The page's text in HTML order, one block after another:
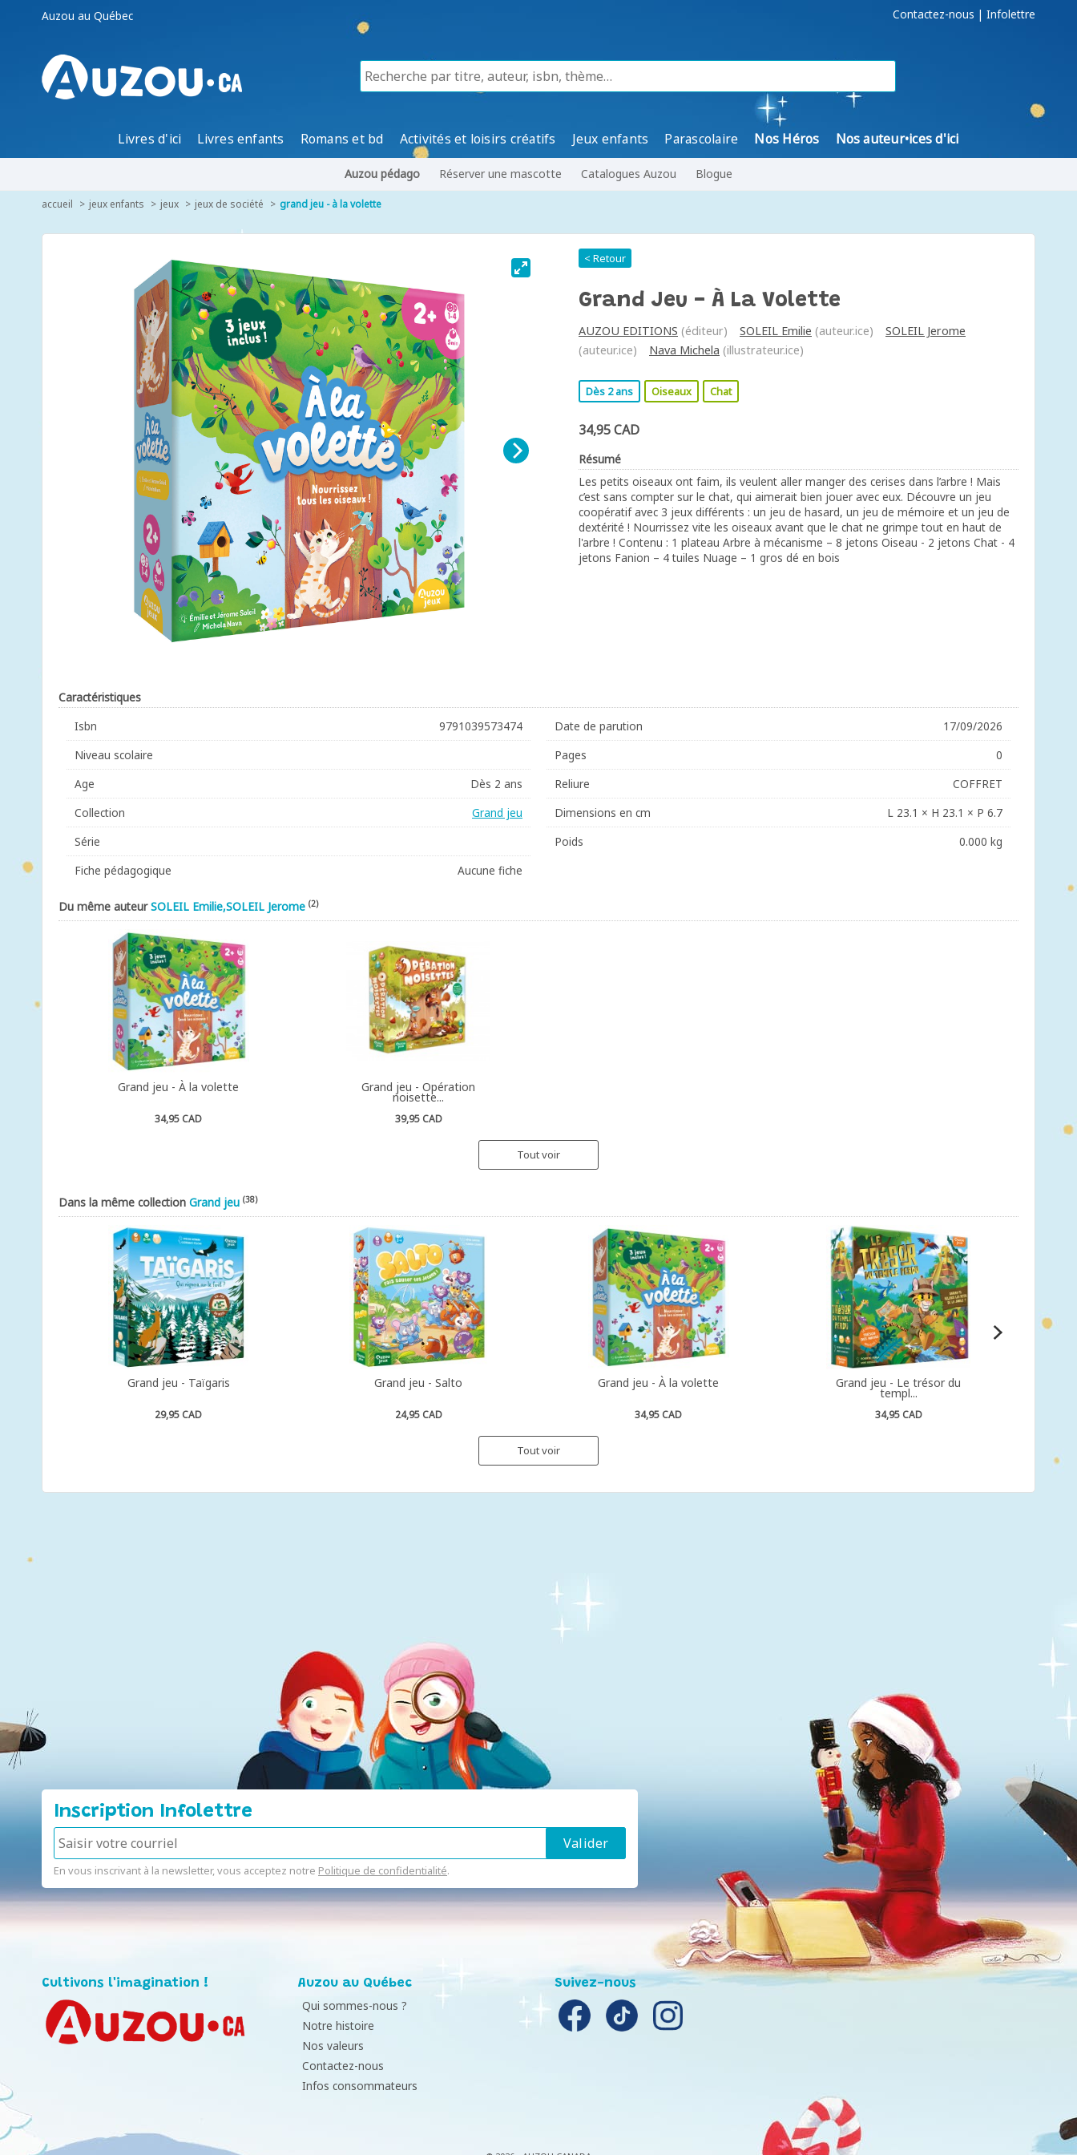
Auzou au Québec Contactez-nous | Infolettre
Livres d'ici Livres enfants Romans et bd Activités et loisirs créatifs Jeux enfants Parascolaire Nos Héros Nos auteur•ices d'ici
Auzou pédago Réserver une mascotte Catalogues Auzou Blogue
accueil jeux enfants jeux jeux de société grand jeu - à la volette
< Retour
Grand Jeu - À La Volette
AUZOU EDITIONS (éditeur) SOLEIL Emilie (auteur.ice)
SOLEIL Jerome
(auteur.ice)
Nava Michela (illustrateur.ice)
Dès 2 ans Oiseaux Chat
34,95 CAD
Résumé
Les petits oiseaux ont faim, ils veulent aller manger des cerises dans l’arbre ! Mais
c’est sans compter sur le chat, qui aimerait bien jouer avec eux. Découvre un jeu
coopératif avec 3 jeux différents : un jeu de hasard, un jeu de mémoire et un jeu de
dextérité ! Nourrissez vite les oiseaux avant que le chat ne grimpe tout en haut de
l'arbre ! Contenu : 1 plateau Arbre à mécanisme – 8 jetons Oiseau - 2 jetons Chat - 4
jetons Fanion – 4 tuiles Nuage – 1 gros dé en bois
Caractéristiques
Isbn
9791039573474
Niveau scolaire
Age
Dès 2 ans
Collection
Grand jeu
Série
Fiche pédagogique
Aucune fiche
Date de parution
17/09/2026
Pages
0
Reliure
COFFRET
Dimensions en cm
L 23.1 × H 23.1 × P 6.7
Poids
0.000 kg
Du même auteurSOLEIL Emilie,SOLEIL Jerome (2)
Grand jeu - À la volette
34,95 CAD
Grand jeu - Opération
noisette...
39,95 CAD
Tout voir
Dans la même collection Grand jeu (38)
Grand jeu - Taïgaris
29,95 CAD
Grand jeu - Salto
24,95 CAD
Grand jeu - À la volette
34,95 CAD
Grand jeu - Le trésor du
templ...
34,95 CAD
Tout voir
Inscription Infolettre
En vous inscrivant à la newsletter, vous acceptez notre Politique de confidentialité.
Cultivons l'imagination ! Auzou au Québec
Qui sommes-nous ?
Notre histoire
Nos valeurs
Contactez-nous
Infos consommateurs
Suivez-nous